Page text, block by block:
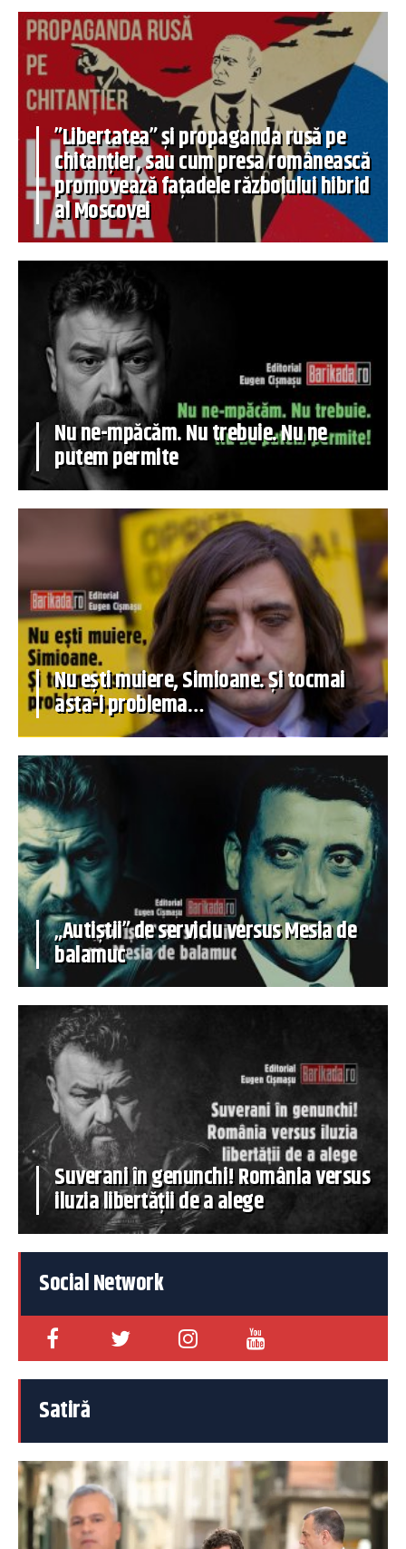
”Libertatea” și propaganda rusă pe
chitanțier, sau cum presa românească
promovează fațadele războiului hibrid
al Moscovei
Nu ne-mpăcăm. Nu trebuie. Nu ne
putem permite
Nu ești muiere, Simioane. Și tocmai
asta-i problema…
„Autiștii” de serviciu versus Mesia de
balamuc
Suverani în genunchi! România versus
iluzia libertății de a alege
Social Network
Satiră